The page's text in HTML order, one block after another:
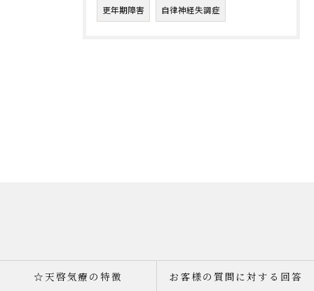
更年期障害 自律神経失調症
☆天啓気療の特徴 お客様の質問に対する回答